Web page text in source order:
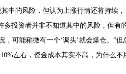
中的风险，但认为上涨行情还将持续，
多投资者并非不知道其中的风险，但有
可能稍微有一个‘调头’就会爆仓。”但
左右，资金成本其实不高，为什么